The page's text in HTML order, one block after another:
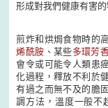
形成對我們健康有害的
煎炸和烘焗食物時的
烯酰胺 、某些多環芳
會令或可能令人類患
化過程，釋放不利於
有過之而無不及的膽
調方法，溫度一般不